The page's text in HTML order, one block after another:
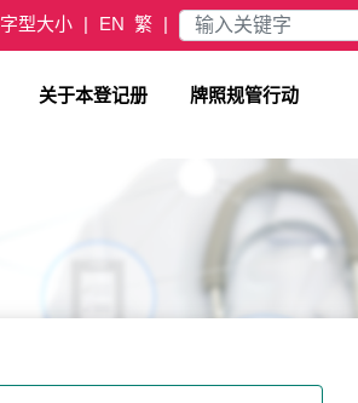
字型大小 EN 繁
关于本登记册 牌照规管行动